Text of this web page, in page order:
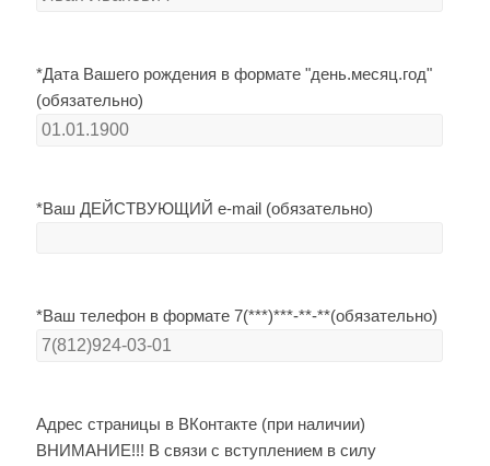
*Дата Вашего рождения в формате "день.месяц.год"
(обязательно)
*Ваш ДЕЙСТВУЮЩИЙ e-mail (обязательно)
*Ваш телефон в формате 7(***)***-**-**(обязательно)
Адрес страницы в ВКонтакте (при наличии)
ВНИМАНИЕ!!! В связи с вступлением в силу